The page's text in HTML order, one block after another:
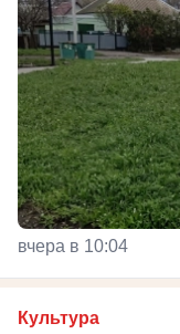
вчера в 10:04
Культура